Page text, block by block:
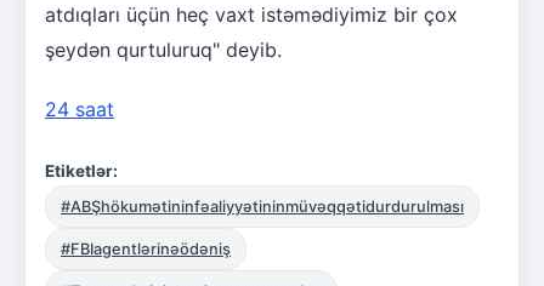
atdıqları üçün heç vaxt istəmədiyimiz bir çox
şeydən qurtuluruq" deyib.
24 saat
Etiketlər:
#ABŞhökumətininfəaliyyətininmüvəqqətidurdurulması
#FBIagentlərinəödəniş